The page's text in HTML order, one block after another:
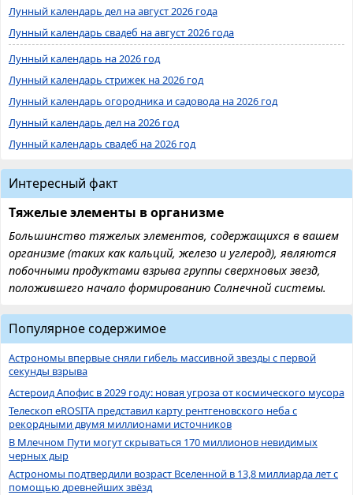
Лунный календарь дел на август 2026 года
Лунный календарь свадеб на август 2026 года
Лунный календарь на 2026 год
Лунный календарь стрижек на 2026 год
Лунный календарь огородника и садовода на 2026 год
Лунный календарь дел на 2026 год
Лунный календарь свадеб на 2026 год
Интересный факт
Тяжелые элементы в организме
Большинство тяжелых элементов, содержащихся в вашем
организме (таких как кальций, железо и углерод), являются
побочными продуктами взрыва группы сверхновых звезд,
положившего начало формированию Солнечной системы.
Популярное содержимое
Астрономы впервые сняли гибель массивной звезды с первой
секунды взрыва
Астероид Апофис в 2029 году: новая угроза от космического мусора
Телескоп eROSITA представил карту рентгеновского неба с
рекордными двумя миллионами источников
В Млечном Пути могут скрываться 170 миллионов невидимых
черных дыр
Астрономы подтвердили возраст Вселенной в 13,8 миллиарда лет с
помощью древнейших звёзд